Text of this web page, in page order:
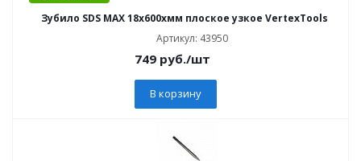
Зубило SDS MAX 18х600хмм плоское узкое VertexTools
Артикул: 43950
749 руб./шт
В корзину